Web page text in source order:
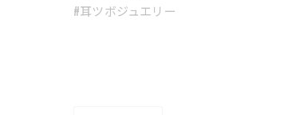
#耳ツボジュエリー